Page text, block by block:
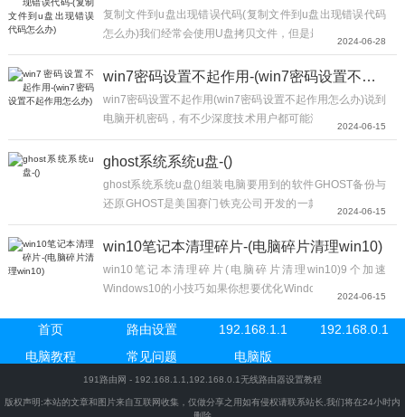
复制文件到u盘出现错误代码(复制文件到u盘出现错误代码
怎么办)我们经常会使用U盘拷贝文件，但是最近一个用户反
映说，在把文件复制到U盘时，提示错误代码
0x80071AC3，并且无法复制文件到U盘，这是怎么回事？
怎么解决...
2024-06-28
win7密码设置不起作用-(win7密码设置不起作用怎么办)
win7密码设置不起作用(win7密码设置不起作用怎么办)说到
电脑开机密码，有不少深度技术用户都可能没有使用过，其
实就是当我们要打开电脑进入到桌面时，要先输入密码的操
作步骤而已。主要是设置了开机密码可以保护电脑里的文件
2024-06-15
ghost系统系统u盘-()
ghost系统系统u盘()组装电脑要用到的软件GHOST备份与
还原GHOST是美国赛门铁克公司开发的一款备份与还原软
件，目前只有英文版，如果有中文的就更简单了，没有英文
基础的学习一下，也会使用。这款软件可以从网上下载，不
已经介绍了制件U盘启动盘的方法。使用方法如下：第一
步：把U盘启动盘插入USB接口，然...
2024-06-15
win10笔记本清理碎片-(电脑碎片清理win10)
win10笔记本清理碎片(电脑碎片清理win10)9个加速
Windows10的小技巧如果你想要优化Windows10，请花几
性能和系统问题。想要Windows10运行得更快吗？在短短
易出现性能和系统问题。1....
2024-06-15
首页 路由设置 192.168.1.1
192.168.0.1
电脑教程
常见问题 电脑版
191路由网 - 192.168.1.1,192.168.0.1无线路由器设置教程
版权声明:本站的文章和图片来自互联网收集，仅做分享之用如有侵权请联系站长,我们将在24小时内